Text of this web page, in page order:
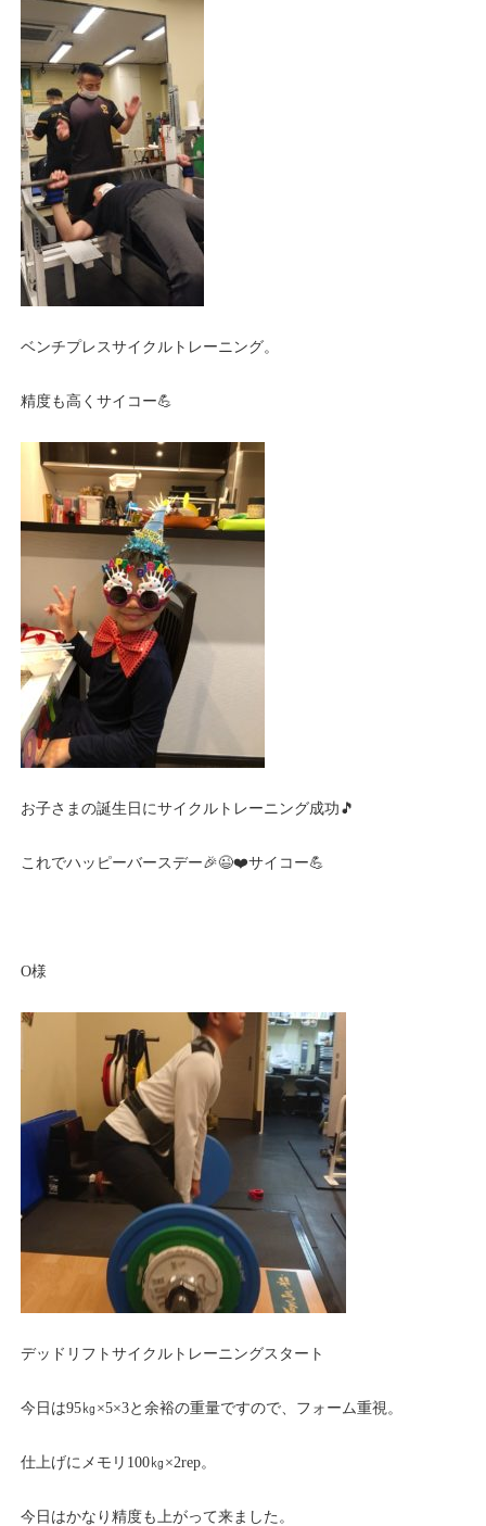
ベンチプレスサイクルトレーニング。
精度も高くサイコー💪
お子さまの誕生日にサイクルトレーニング成功🎵
これでハッピーバースデー🎉😉❤️サイコー💪
O様
デッドリフトサイクルトレーニングスタート
今日は95㎏×5×3と余裕の重量ですので、フォーム重視。
仕上げにメモリ100㎏×2rep。
今日はかなり精度も上がって来ました。